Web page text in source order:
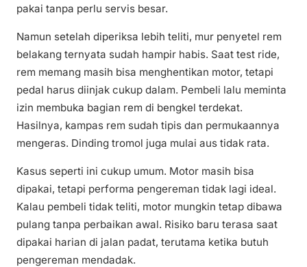
pakai tanpa perlu servis besar.
Namun setelah diperiksa lebih teliti, mur penyetel rem
belakang ternyata sudah hampir habis. Saat test ride,
rem memang masih bisa menghentikan motor, tetapi
pedal harus diinjak cukup dalam. Pembeli lalu meminta
izin membuka bagian rem di bengkel terdekat.
Hasilnya, kampas rem sudah tipis dan permukaannya
mengeras. Dinding tromol juga mulai aus tidak rata.
Kasus seperti ini cukup umum. Motor masih bisa
dipakai, tetapi performa pengereman tidak lagi ideal.
Kalau pembeli tidak teliti, motor mungkin tetap dibawa
pulang tanpa perbaikan awal. Risiko baru terasa saat
dipakai harian di jalan padat, terutama ketika butuh
pengereman mendadak.